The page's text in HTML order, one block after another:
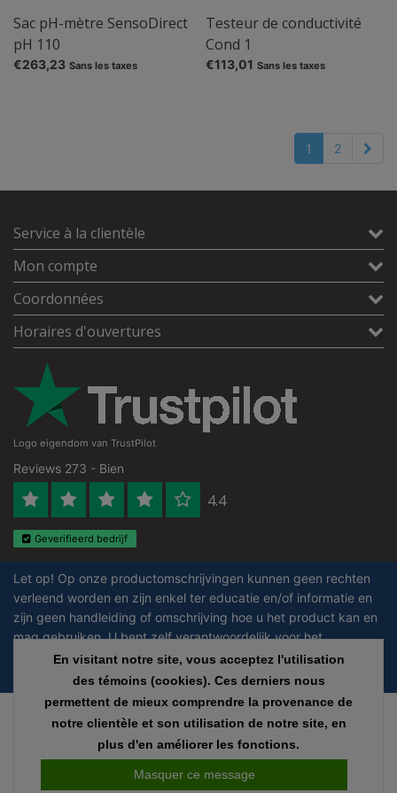
Sac pH-mètre SensoDirect
pH 110
€263,23 Sans les taxes
Testeur de conductivité
Cond 1
€113,01 Sans les taxes
1 2
Service à la clientèle
Mon compte
Coordonnées
Horaires d'ouvertures
Logo eigendom van TrustPilot
Reviews 273 - Bien
4.4
Geverifieerd bedrijf
Let op! Op onze productomschrijvingen kunnen geen rechten
verleend worden en zijn enkel ter educatie en/of informatie en
zijn geen handleiding of omschrijving hoe u het product kan en
mag gebruiken. U bent zelf verantwoordelijk voor het
toepassen van eventuele nationale en internationale wetgeving
omtrent het gebruik van chemicaliën.
chers - All rights reserved - Theme byInStijl Media
Tous les prix sont hors
En visitant notre site, vous acceptez l'utilisation
des témoins (cookies). Ces derniers nous
permettent de mieux comprendre la provenance de
notre clientèle et son utilisation de notre site, en
plus d'en améliorer les fonctions.
Masquer ce message